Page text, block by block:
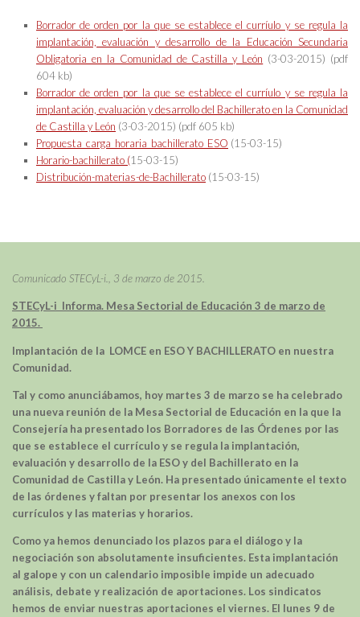
Borrador_de orden por la que se establece el curríulo y se regula la
implantación, evaluación y desarrollo de la Educación Secundaria
Obligatoria en la Comunidad de Castilla y León (3-03-2015) (pdf
604 kb)
Borrador_de orden por la que se establece el curríulo y se regula la
implantación, evaluación y desarrollo del Bachillerato en la Comunidad
de Castilla y León (3-03-2015) (pdf 605 kb)
Propuesta_carga_horaria_bachillerato_ESO (15-03-15)
Horario-bachillerato (15-03-15)
Distribución-materias-de-Bachillerato (15-03-15)
Comunicado STECyL-i., 3 de marzo de 2015.
STECyL-i Informa. Mesa Sectorial de Educación 3 de marzo de
2015.
Implantación de la LOMCE en ESO Y BACHILLERATO en nuestra
Comunidad.
Tal y como anunciábamos, hoy martes 3 de marzo se ha celebrado
una nueva reunión de la Mesa Sectorial de Educación en la que la
Consejería ha presentado los Borradores de las Órdenes por las
que se establece el currículo y se regula la implantación,
evaluación y desarrollo de la ESO y del Bachillerato en la
Comunidad de Castilla y León. Ha presentado únicamente el texto
de las órdenes y faltan por presentar los anexos con los
currículos y las materias y horarios.
Como ya hemos denunciado los plazos para el diálogo y la
negociación son absolutamente insuficientes. Esta implantación
al galope y con un calendario imposible impide un adecuado
análisis, debate y realización de aportaciones. Los sindicatos
hemos de enviar nuestras aportaciones el viernes. El lunes 9 de